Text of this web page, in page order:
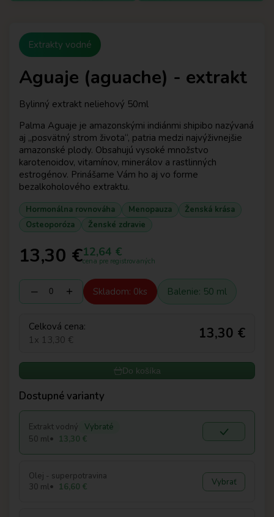
Extrakty vodné
Aguaje (aguache) - extrakt
Bylinný extrakt neliehový 50ml
Palma Aguaje je amazonskými indiánmi shipibo nazývaná
aj „posvätný strom života“, patria medzi najvýživnejšie
amazonské plody. Obsahujú vysoké množstvo
karotenoidov, vitamínov, minerálov a rastlinných
estrogénov. Prinášame Vám ho aj vo forme
bezalkoholového extraktu.
Hormonálna rovnováha Menopauza
Ženská krása
Osteoporóza
Ženské zdravie
13,30 €12,64 €
cena pre registrovaných
‒ + Skladom: 0ks Balenie: 50 ml
Celková cena:
1x 13,30 €
13,30 €
Do košíka
Dostupné varianty
Extrakt vodný
Vybraté
50 ml
13,30 €
Olej - superpotravina
30 ml
16,60 € Vybrať